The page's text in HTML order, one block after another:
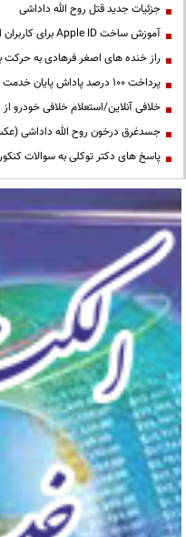
جزئیات جدید قتل روح الله داداشی
آموزش ساخت Apple ID برای کاربران ایرانی
راز خنده های اصغر فرهادی به حرکت
پرداخت ۱۰۰ درصد پاداش پایان خدمت فرهنگیان
خلافی آنلاین/استعلام خلافی خودرو
جسدغرق درخون روح الله داداشی
پاسخ های دکتر توکلی به سوالات